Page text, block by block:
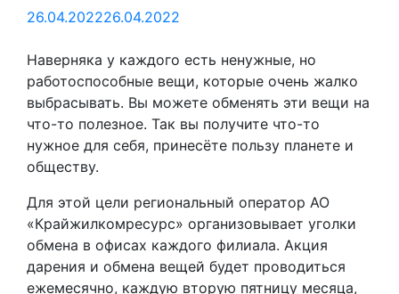
26.04.202226.04.2022
Наверняка у каждого есть ненужные, но
работоспособные вещи, которые очень жалко
выбрасывать. Вы можете обменять эти вещи на
что-то полезное. Так вы получите что-то
нужное для себя, принесёте пользу планете и
обществу.
Для этой цели региональный оператор АО
«Крайжилкомресурс» организовывает уголки
обмена в офисах каждого филиала. Акция
дарения и обмена вещей будет проводиться
ежемесячно, каждую вторую пятницу месяца,